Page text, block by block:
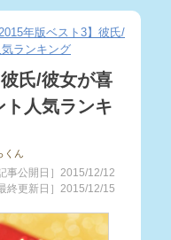
2015年版ベスト3】彼氏/
ランキング
氏/彼女が喜
人気ランキ
くん
事公開日］2015/12/12
終更新日］2015/12/15